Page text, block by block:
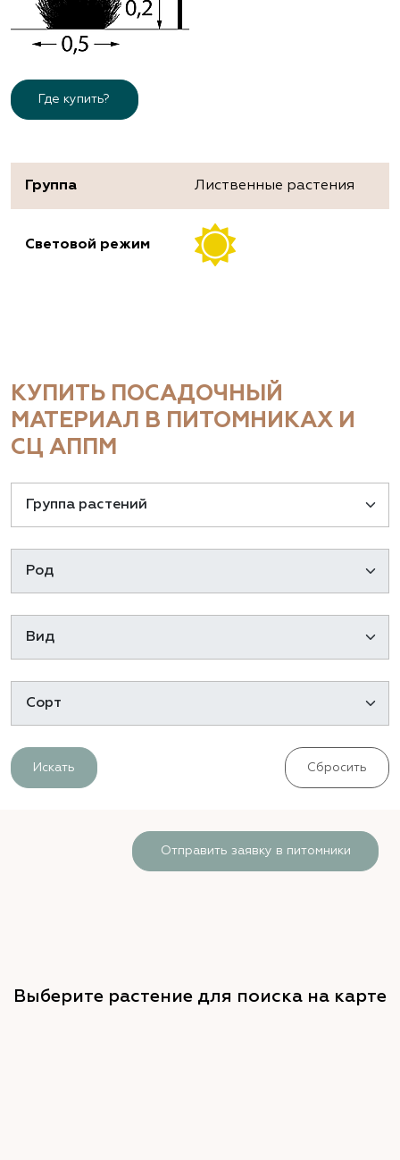
Где купить?
Группа Лиственные растения
Световой режим
КУПИТЬ ПОСАДОЧНЫЙ
МАТЕРИАЛ В ПИТОМНИКАХ И
СЦ АППМ
Искать Сбросить
Отправить заявку в питомники
Выберите растение для поиска на карте